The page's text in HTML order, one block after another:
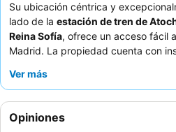
Su ubicación céntrica y
lado de la estación de tren de
Reina Sofía, ofrece un acceso fácil
Madrid. La propiedad cuenta con
de luz natural. Los huéspedes
ofrece una amplia variedad de
Para una experiencia más privada y
Ver más
Opiniones